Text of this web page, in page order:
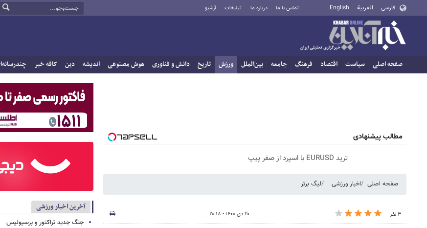
فارسی العربية English تماس با ما درباره ما تبلیغات آرشیو
صفحه اصلی سیاست اقتصاد فرهنگ جامعه بین‌الملل ورزش تاریخ دانش و فناوری هوش مصنوعی اندیشه دین کافه خبر
مطالب پیشنهادی
ترید EURUSD با اسپرد از صفر پیپ
صفحه اصلی اخبار ورزشی لیگ برتر
۳ نفر ۲۰ دی ۱۴۰۰ - ۲۰:۱۸
آخرین اخبار ورزشی
جنگ جدید تراکتور و پرسپولیس